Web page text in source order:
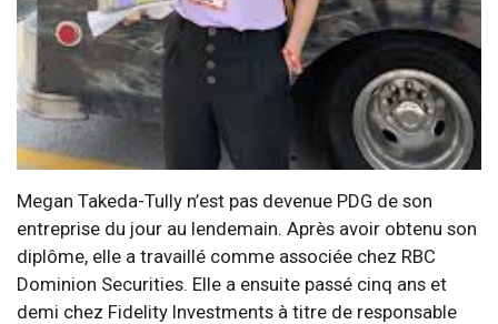
Megan Takeda-Tully n’est pas devenue PDG de son
entreprise du jour au lendemain. Après avoir obtenu son
diplôme, elle a travaillé comme associée chez RBC
Dominion Securities. Elle a ensuite passé cinq ans et
demi chez Fidelity Investments à titre de responsable